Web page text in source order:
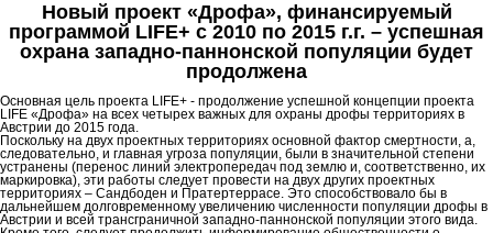
Новый проект «Дрофа», финансируемый
программой LIFE+ с 2010 по 2015 г.г. – успешная
охрана западно-паннонской популяции будет
продолжена
Основная цель проекта LIFE+ - продолжение успешной концепции проекта
LIFE «Дрофа» на всех четырех важных для охраны дрофы территориях в
Австрии до 2015 года.
Поскольку на двух проектных территориях основной фактор смертности, а,
следовательно, и главная угроза популяции, были в значительной степени
устранены (перенос линий электропередач под землю и, соответственно, их
маркировка), эти работы следует провести на двух других проектных
территориях – Сандбоден и Пратертеррасе. Это способствовало бы в
дальнейшем долговременному увеличению численности популяции дрофы в
Австрии и всей трансграничной западно-паннонской популяции этого вида.